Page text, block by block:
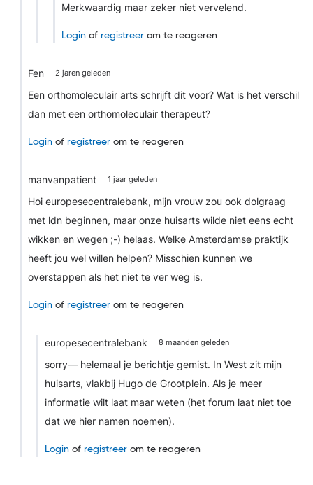
Merkwaardig maar zeker niet vervelend.
Login of registreer om te reageren
Fen 2 jaren geleden
Een orthomoleculair arts schrijft dit voor? Wat is het verschil
dan met een orthomoleculair therapeut?
Login of registreer om te reageren
manvanpatient 1 jaar geleden
Hoi europesecentralebank, mijn vrouw zou ook dolgraag
met ldn beginnen, maar onze huisarts wilde niet eens echt
wikken en wegen ;-) helaas. Welke Amsterdamse praktijk
heeft jou wel willen helpen? Misschien kunnen we
overstappen als het niet te ver weg is.
Login of registreer om te reageren
europesecentralebank 8 maanden geleden
sorry— helemaal je berichtje gemist. In West zit mijn
huisarts, vlakbij Hugo de Grootplein. Als je meer
informatie wilt laat maar weten (het forum laat niet toe
dat we hier namen noemen).
Login of registreer om te reageren